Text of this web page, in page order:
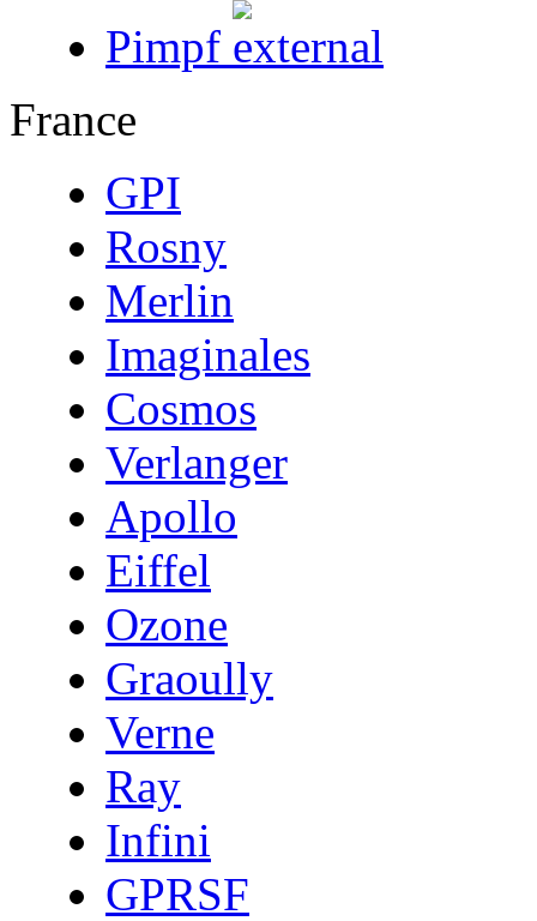
Pimpf
France
GPI
Rosny
Merlin
Imaginales
Cosmos
Verlanger
Apollo
Eiffel
Ozone
Graoully
Verne
Ray
Infini
GPRSF